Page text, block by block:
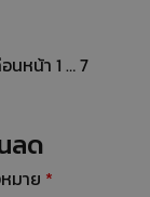
นหน้า 1 … 7
ลด
มาย *